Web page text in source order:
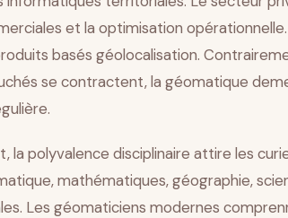
et la optimisation
basés géolocalisation.
se contractent, la géomatique
la polyvalence disciplinaire attire les
mathématiques, géographie,
Les géomaticiens modernes